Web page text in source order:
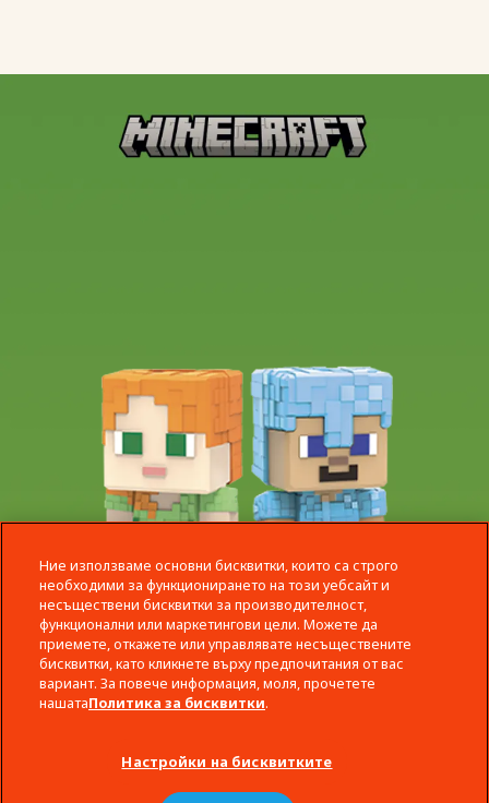
Ние използваме основни бисквитки, които са строго
необходими за функционирането на този уебсайт и
несъществени бисквитки за производителност,
функционални или маркетингови цели. Можете да
приемете, откажете или управлявате несъществените
бисквитки, като кликнете върху предпочитания от вас
вариант. За повече информация, моля, прочетете
нашатаПолитика за бисквитки.
Настройки на бисквитките